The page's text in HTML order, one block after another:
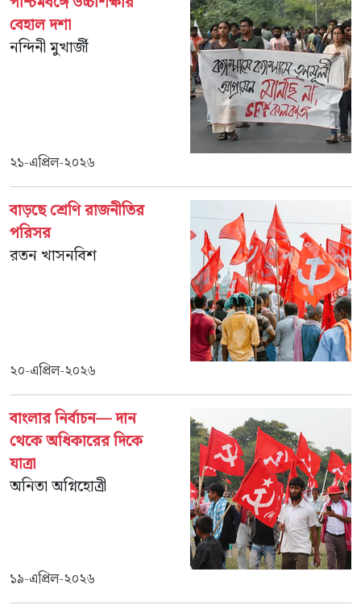
বেহাল দশা
নন্দিনী মুখার্জী
২১-এপ্রিল-২০২৬
বাড়ছে শ্রেণি রাজনীতির
পরিসর
রতন খাসনবিশ
২০-এপ্রিল-২০২৬
বাংলার নির্বাচন— দান
থেকে অধিকারের দিকে
যাত্রা
অনিতা অগ্নিহোত্রী
১৯-এপ্রিল-২০২৬